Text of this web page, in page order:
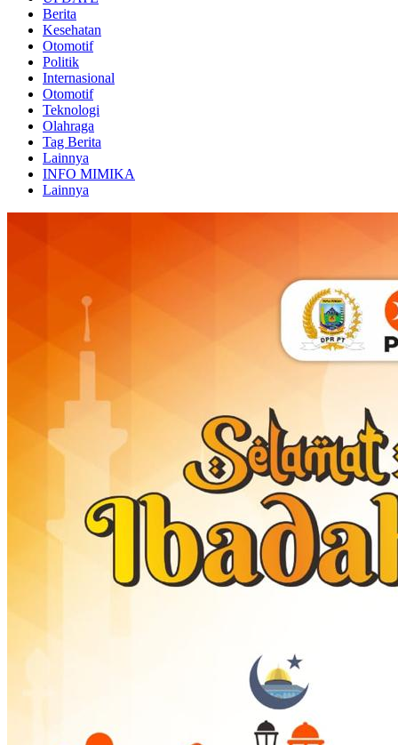
Berita
Kesehatan
Otomotif
Politik
Internasional
Otomotif
Teknologi
Olahraga
Tag Berita
Lainnya
INFO MIMIKA
Lainnya